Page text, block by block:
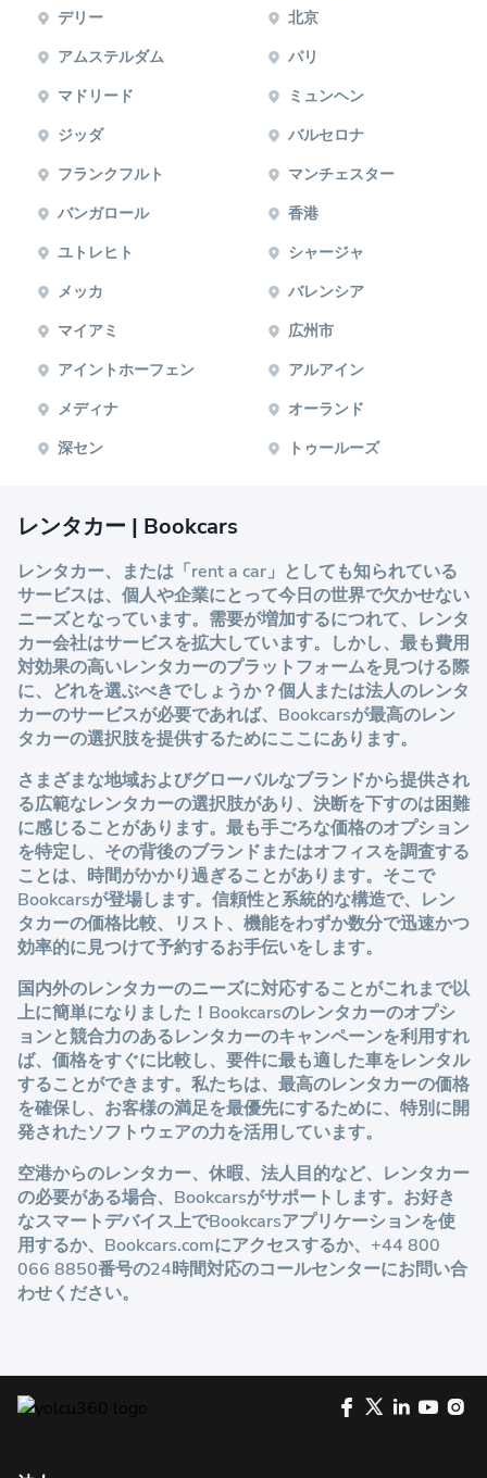
デリー
北京
アムステルダム
パリ
マドリード
ミュンヘン
ジッダ
バルセロナ
フランクフルト
マンチェスター
バンガロール
香港
ユトレヒト
シャージャ
メッカ
バレンシア
マイアミ
広州市
アイントホーフェン
アルアイン
メディナ
オーランド
深セン
トゥールーズ
レンタカー | Bookcars
レンタカー、または「rent a car」としても知られている
サービスは、個人や企業にとって今日の世界で欠かせない
ニーズとなっています。需要が増加するにつれて、レンタ
カー会社はサービスを拡大しています。しかし、最も費用
対効果の高いレンタカーのプラットフォームを見つける際
に、どれを選ぶべきでしょうか？個人または法人のレンタ
カーのサービスが必要であれば、Bookcarsが最高のレン
タカーの選択肢を提供するためにここにあります。
さまざまな地域およびグローバルなブランドから提供され
る広範なレンタカーの選択肢があり、決断を下すのは困難
に感じることがあります。最も手ごろな価格のオプション
を特定し、その背後のブランドまたはオフィスを調査する
ことは、時間がかかり過ぎることがあります。そこで
Bookcarsが登場します。信頼性と系統的な構造で、レン
タカーの価格比較、リスト、機能をわずか数分で迅速かつ
効率的に見つけて予約するお手伝いをします。
国内外のレンタカーのニーズに対応することがこれまで以
上に簡単になりました！Bookcarsのレンタカーのオプシ
ョンと競合力のあるレンタカーのキャンペーンを利用すれ
ば、価格をすぐに比較し、要件に最も適した車をレンタル
することができます。私たちは、最高のレンタカーの価格
を確保し、お客様の満足を最優先にするために、特別に開
発されたソフトウェアの力を活用しています。
空港からのレンタカー、休暇、法人目的など、レンタカー
の必要がある場合、Bookcarsがサポートします。お好き
なスマートデバイス上でBookcarsアプリケーションを使
用するか、 Bookcars.comにアクセスするか、+44 800
066 8850番号の24時間対応のコールセンターにお問い合
わせください。